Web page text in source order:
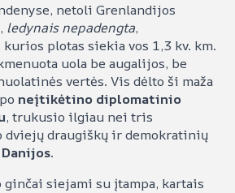
netoli Grenlandijos
ledynais nepadengta,
kurios plotas siekia vos 1,3 kv. km.
uola be augalijos, be
vertės. Vis dėlto ši maža
neįtikėtino diplomatinio
, trukusio ilgiau nei tris
dviejų draugiškų ir demokratinių
.
ginčai siejami su įtampa, kartais